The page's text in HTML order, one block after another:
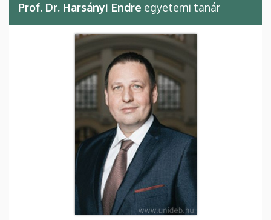
Prof. Dr. Harsányi Endre egyetemi tanár